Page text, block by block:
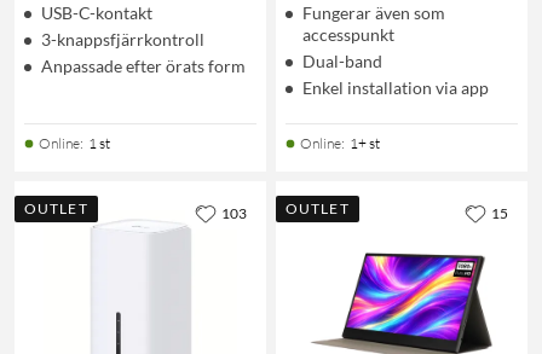
USB-C-kontakt
3-knappsfjärrkontroll
Anpassade efter örats form
Online: 1 st
Fungerar även som
accesspunkt
Dual-band
Enkel installation via app
Online: 1+ st
OUTLET 103 OUTLET 15